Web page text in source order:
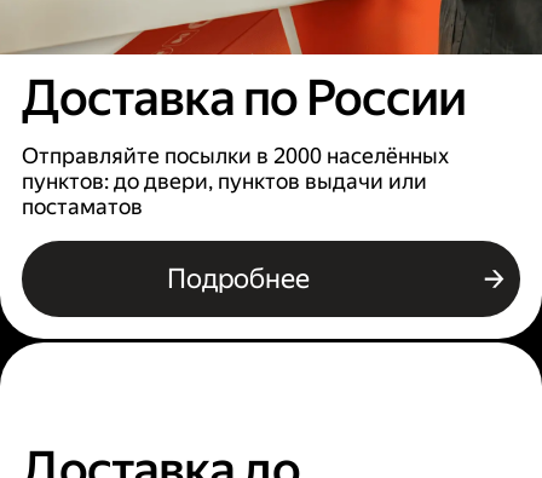
Доставка по России
Отправляйте посылки в 2000 населённых
пунктов: до двери, пунктов выдачи или
постаматов
Подробнее